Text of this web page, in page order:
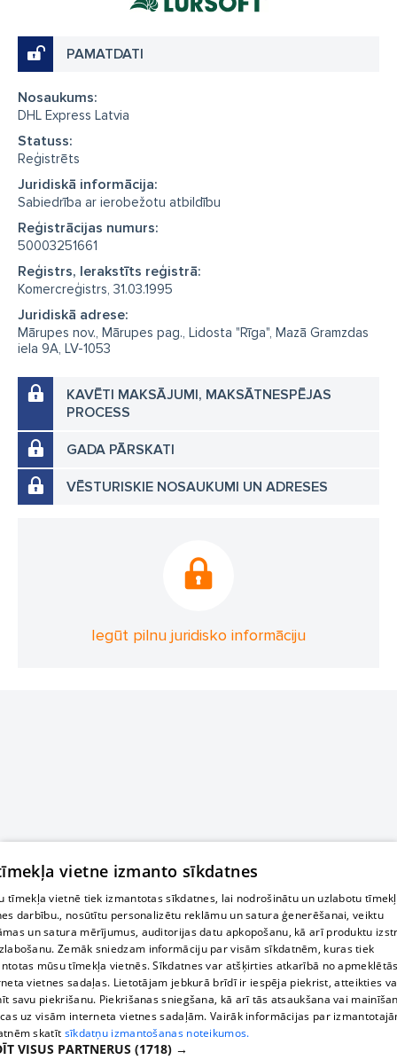
PAMATDATI
Nosaukums:
DHL Express Latvia
Statuss:
Reģistrēts
Juridiskā informācija:
Sabiedrība ar ierobežotu atbildību
Reģistrācijas numurs:
50003251661
Reģistrs, Ierakstīts reģistrā:
Komercreģistrs, 31.03.1995
Juridiskā adrese:
Mārupes nov., Mārupes pag., Lidosta "Rīga", Mazā Gramzdas
iela 9A, LV-1053
KAVĒTI MAKSĀJUMI, MAKSĀTNESPĒJAS
PROCESS
GADA PĀRSKATI
VĒSTURISKIE NOSAUKUMI UN ADRESES
Iegūt pilnu juridisko informāciju
vietne izmanto sīkdatnes
tīmekļa vietnē tiek izmantotas sīkdatnes, lai nodrošinātu un uzlabotu
darbību., nosūtītu personalizētu reklāmu un satura ģenerēšanai, veiktu
un satura mērījumus, auditorijas datu apkopošanu, kā arī produktu
Zemāk sniedzam informāciju par visām sīkdatnēm, kuras tiek
mūsu tīmekļa vietnēs. Sīkdatnes var atšķirties atkarībā no
vietnes sadaļas. Lietotājam jebkurā brīdī ir iespēja piekrist, atteikties
savu piekrišanu. Piekrišanas sniegšana, kā arī tās atsaukšana vai
uz visām interneta vietnes sadaļām. Vairāk informācijas par
skatīt sīkdatņu izmantošanas noteikumos.
VISUS PARTNERUS (1718) →